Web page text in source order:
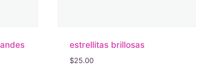
estrellitas brillosas
$25.00